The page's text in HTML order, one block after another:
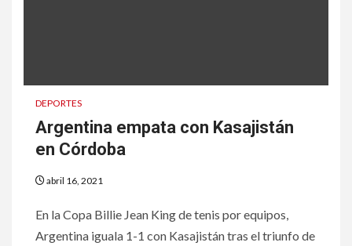
DEPORTES
Argentina empata con Kasajistán
en Córdoba
abril 16, 2021
En la Copa Billie Jean King de tenis por equipos,
Argentina iguala 1-1 con Kasajistán tras el triunfo de